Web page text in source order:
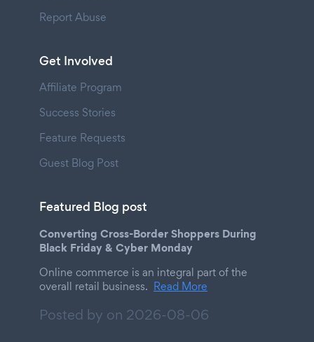
Report Abuse
Get Involved
Affiliate Program
Success Stories
Feature Requests
Guest Blog Post
Featured Blog post
Converting Cross-Border Shoppers During
Black Friday & Cyber Monday
Online commerce is an integral part of the
overall retail business. Read More
Posted by on 2026-08-06